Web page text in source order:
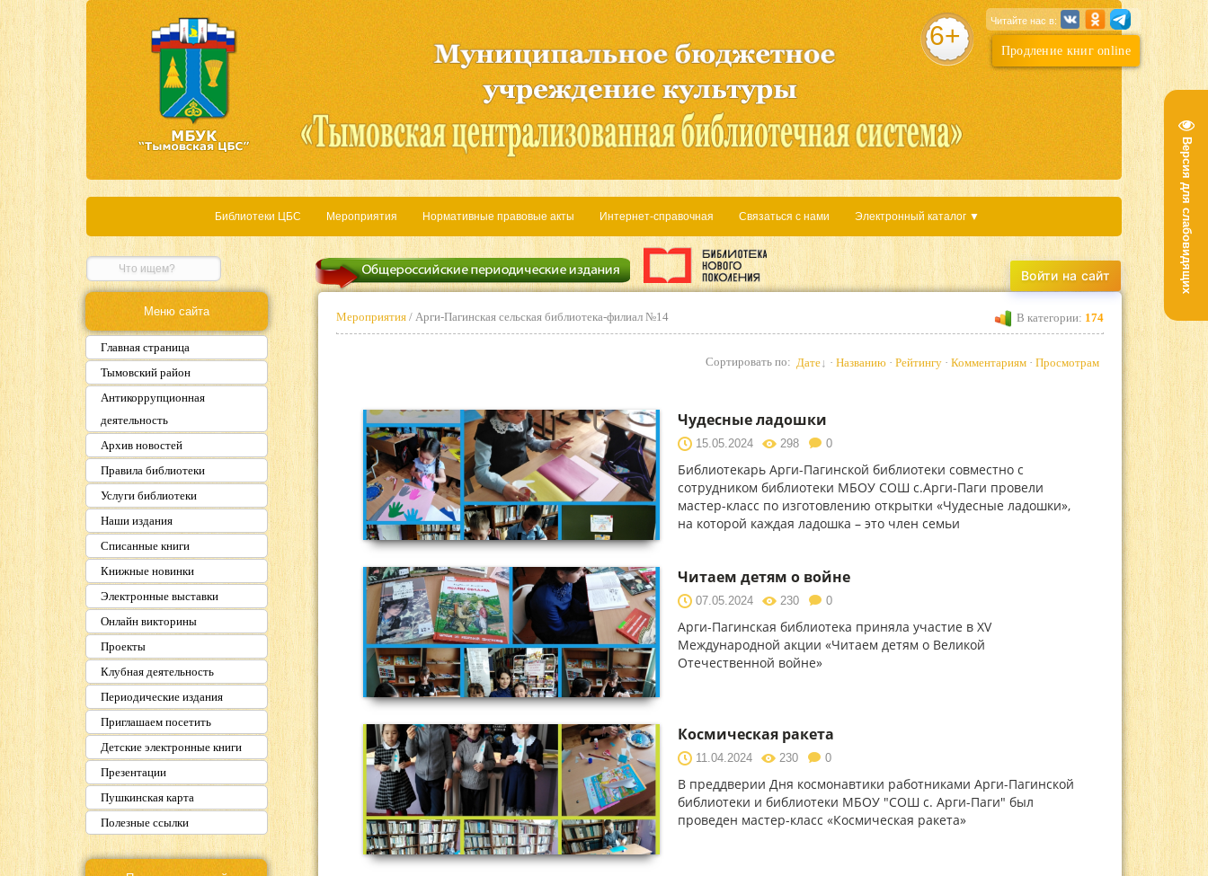
Версия для слабовидящих
Продление книг online
6+ Читайте нас в:
Библиотеки ЦБС Мероприятия Нормативные правовые акты Интернет-справочная Связаться с нами Электронный каталог ▼
Меню сайта
Главная страница
Тымовский район
Антикоррупционная
деятельность
Архив новостей
Правила библиотеки
Услуги библиотеки
Наши издания
Списанные книги
Книжные новинки
Электронные выставки
Онлайн викторины
Проекты
Клубная деятельность
Периодические издания
Приглашаем посетить
Детские электронные книги
Презентации
Пушкинская карта
Полезные ссылки
Мероприятия / Арги-Пагинская сельская библиотека-филиал №14 В категории: 174
Сортировать по: Дате · Названию · Рейтингу · Комментариям · Просмотрам
Чудесные ладошки
15.05.2024 298 0
Библиотекарь Арги-Пагинской библиотеки совместно с
сотрудником библиотеки МБОУ СОШ с.Арги-Паги провели
мастер-класс по изготовлению открытки «Чудесные ладошки»,
на которой каждая ладошка – это член семьи
Читаем детям о войне
07.05.2024 230 0
Арги-Пагинская библиотека приняла участие в ХV
Международной акции «Читаем детям о Великой
Отечественной войне»
Космическая ракета
11.04.2024 230 0
В преддверии Дня космонавтики работниками Арги-Пагинской
библиотеки и библиотеки МБОУ "СОШ с. Арги-Паги" был
проведен мастер-класс «Космическая ракета»